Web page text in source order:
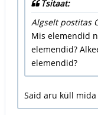
Tsitaat:
Algselt postitas
Mis elemendid
elemendid?
elemendid?
Said aru küll